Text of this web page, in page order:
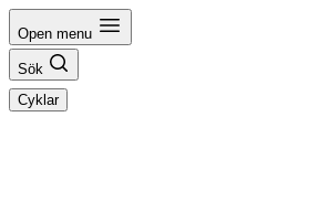
Hoppa
till
innehåll
Open menu
Sök
Cyklar